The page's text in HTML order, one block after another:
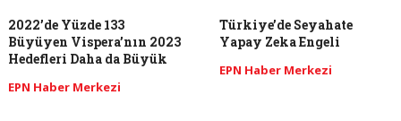
2022’de Yüzde 133
Büyüyen Vispera’nın 2023
Hedefleri Daha da Büyük
EPN Haber Merkezi
Türkiye’de Seyahate
Yapay Zeka Engeli
EPN Haber Merkezi